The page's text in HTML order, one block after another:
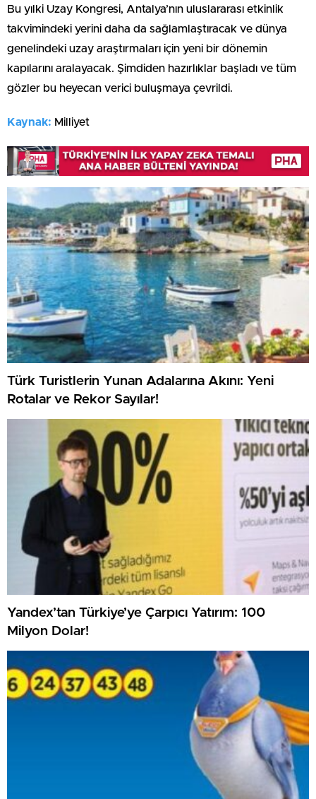
Bu yılki Uzay Kongresi, Antalya’nın uluslararası etkinlik
takvimindeki yerini daha da sağlamlaştıracak ve dünya
genelindeki uzay araştırmaları için yeni bir dönemin
kapılarını aralayacak. Şimdiden hazırlıklar başladı ve tüm
gözler bu heyecan verici buluşmaya çevrildi.
Kaynak: Milliyet
Türk Turistlerin Yunan Adalarına Akını: Yeni
Rotalar ve Rekor Sayılar!
Yandex’tan Türkiye’ye Çarpıcı Yatırım: 100
Milyon Dolar!